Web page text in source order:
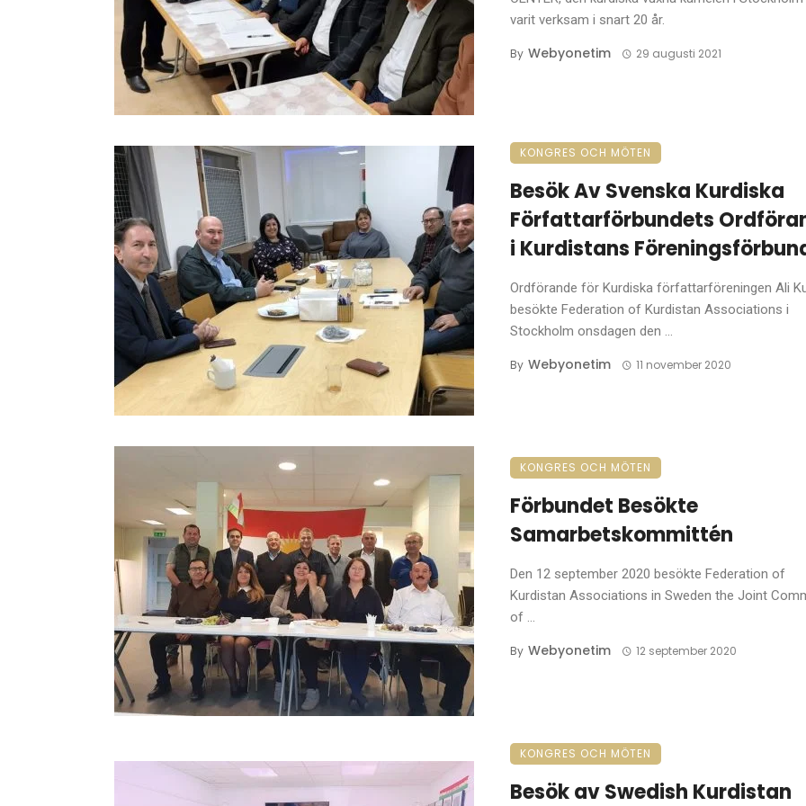
varit verksam i snart 20 år.
By Webyonetim 29 augusti 2021
KONGRES OCH MÖTEN
Besök Av Svenska Kurdiska
Författarförbundets
i Kurdistans
Ordförande för Kurdiska författarföreningen Ali
besökte Federation of Kurdistan Associations i
Stockholm onsdagen den ...
By Webyonetim 11 november 2020
KONGRES OCH MÖTEN
Förbundet Besökte
Samarbetskommittén
Den 12 september 2020 besökte Federation of
Kurdistan Associations in Sweden the Joint
of ...
By Webyonetim 12 september 2020
KONGRES OCH MÖTEN
Besök av Swedish Kurdistan